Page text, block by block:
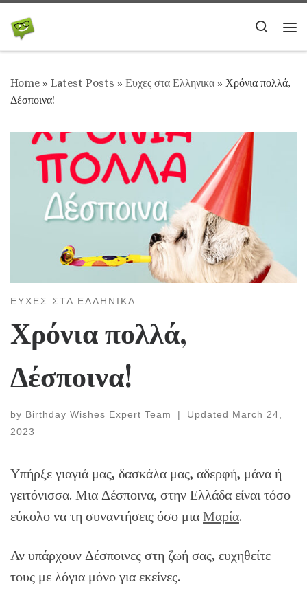
Skip to content
Search
Home » Latest Posts » Ευχες στα Ελληνικα » Χρόνια πολλά,
Δέσποινα!
ΕΥΧΕΣ ΣΤΑ ΕΛΛΗΝΙΚΑ
Χρόνια πολλά,
Δέσποινα!
by Birthday Wishes Expert Team | Updated March 24,
2023
Υπήρξε γιαγιά μας, δασκάλα μας, αδερφή, μάνα ή
γειτόνισσα. Μια Δέσποινα, στην Ελλάδα είναι τόσο
εύκολο να τη συναντήσεις όσο μια Μαρία.
Αν υπάρχουν Δέσποινες στη ζωή σας, ευχηθείτε
τους με λόγια μόνο για εκείνες.